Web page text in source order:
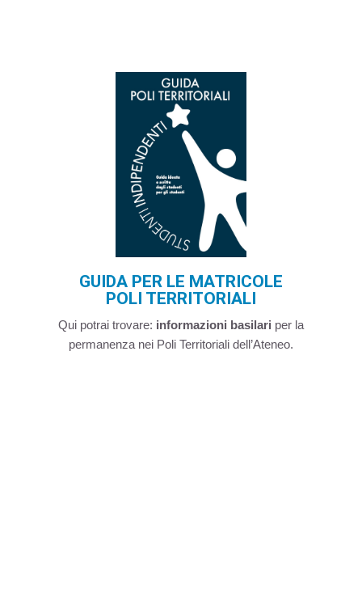
GUIDA PER LE MATRICOLE
POLI TERRITORIALI
Qui potrai trovare: informazioni basilari per la
permanenza nei Poli Territoriali dell’Ateneo.